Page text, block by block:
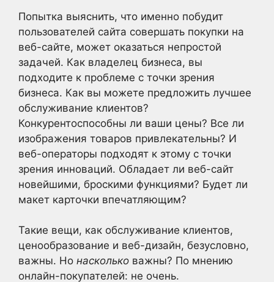
Попытка выяснить, что именно побудит
пользователей сайта совершать покупки на
веб-сайте, может оказаться непростой
задачей. Как владелец бизнеса, вы
подходите к проблеме с точки зрения
бизнеса. Как вы можете предложить лучшее
обслуживание клиентов?
Конкурентоспособны ли ваши цены? Все ли
изображения товаров привлекательны? И
веб-операторы подходят к этому с точки
зрения инноваций. Обладает ли веб-сайт
новейшими, броскими функциями? Будет ли
макет карточки впечатляющим?
Такие вещи, как обслуживание клиентов,
ценообразование и веб-дизайн, безусловно,
важны. Но насколько важны? По мнению
онлайн-покупателей: не очень.